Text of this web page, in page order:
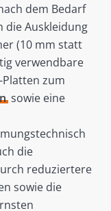
dem Bedarf
die Auskleidung
(10 mm statt
verwendbare
zum
sowie eine
die
reduziertere
sowie die